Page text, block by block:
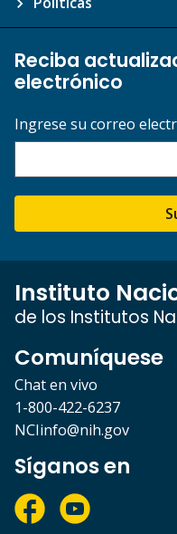
Reciba
electrónico
Ingrese su correo
Instituto
de los Institutos
Comuníquese
Chat en vivo
1-800-422-6237
NCIinfo@nih.gov
Síganos en